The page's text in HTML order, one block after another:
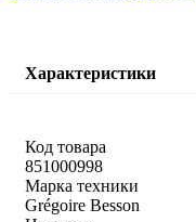
Характеристики
Код товара
851000998
Марка техники
Grégoire Besson